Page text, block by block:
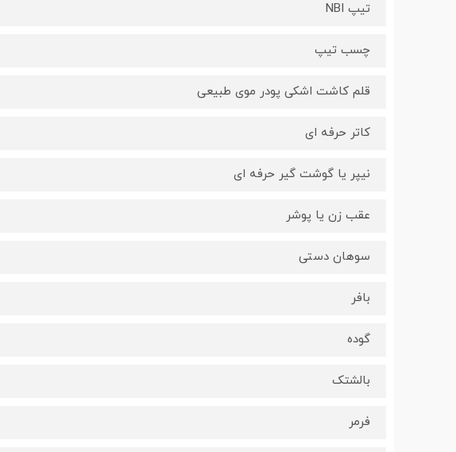
تیپ NBI
چسب تیپ
قلم کاشت اشکی پودر موی طبیعی
کاتر حرفه ای
نیپر یا گوشت گیر حرفه ای
عقب زن یا پوشر
سوهان دستی
بافر
گوده
بالشتک
فرمر